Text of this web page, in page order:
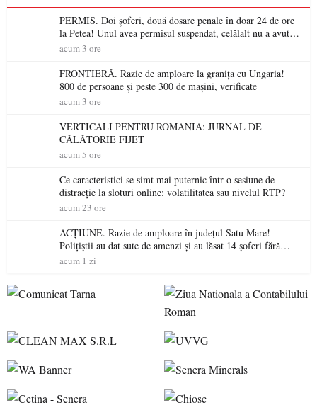
PERMIS. Doi șoferi, două dosare penale în doar 24 de ore
la Petea! Unul avea permisul suspendat, celălalt nu a avut
niciodată permis
acum 3 ore
FRONTIERĂ. Razie de amploare la granița cu Ungaria!
800 de persoane și peste 300 de mașini, verificate
acum 3 ore
VERTICALI PENTRU ROMÂNIA: JURNAL DE
CĂLĂTORIE FIJET
acum 5 ore
Ce caracteristici se simt mai puternic într-o sesiune de
distracție la sloturi online: volatilitatea sau nivelul RTP?
acum 23 ore
ACȚIUNE. Razie de amploare în județul Satu Mare!
Polițiștii au dat sute de amenzi și au lăsat 14 șoferi fără
permis într-o singură zi
acum 1 zi